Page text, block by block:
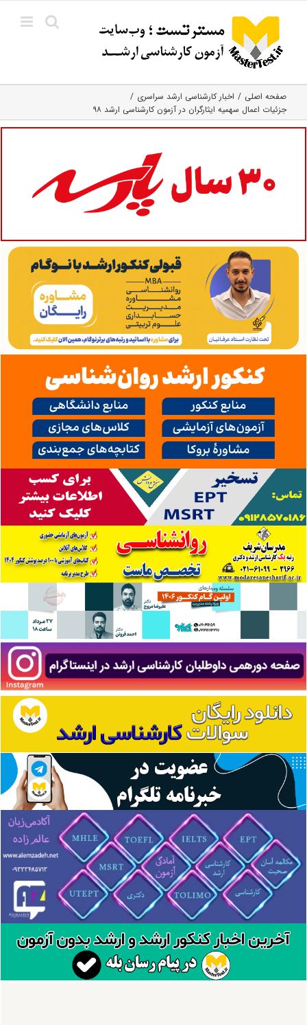
content
صفحه اصلی
اخبار کارشناسی ارشد سراسری
جزئیات اعمال سهمیه ایثارگران در آزمون‌ کارشناسی ارشد ۹۸